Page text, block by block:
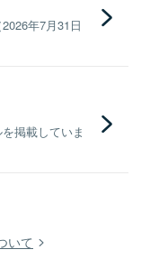
年7月31日
掲載していま
いて